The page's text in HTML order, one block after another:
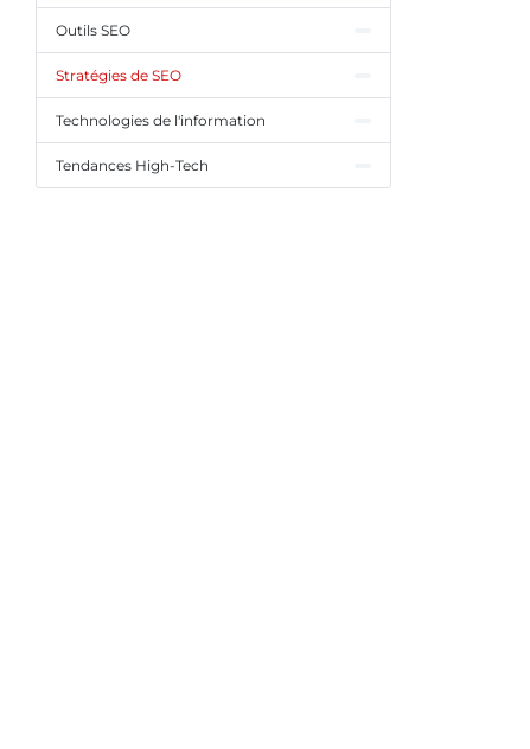
Outils SEO
Stratégies de SEO
Technologies de l'information
Tendances High-Tech